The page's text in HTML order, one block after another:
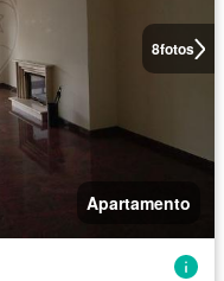
8fotos
Apartamento